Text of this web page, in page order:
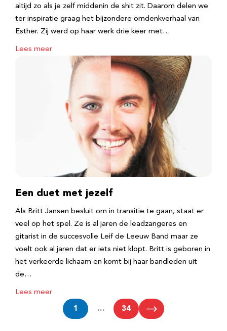
altijd zo als je zelf middenin de shit zit. Daarom delen we
ter inspiratie graag het bijzondere omdenkverhaal van
Esther. Zij werd op haar werk drie keer met…
Lees meer
Een duet met jezelf
Als Britt Jansen besluit om in transitie te gaan, staat er
veel op het spel. Ze is al jaren de leadzangeres en
gitarist in de succesvolle Leif de Leeuw Band maar ze
voelt ook al jaren dat er iets niet klopt. Britt is geboren in
het verkeerde lichaam en komt bij haar bandleden uit
de…
Lees meer
1 … 34